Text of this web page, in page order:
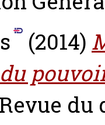
(2014)
Revue du